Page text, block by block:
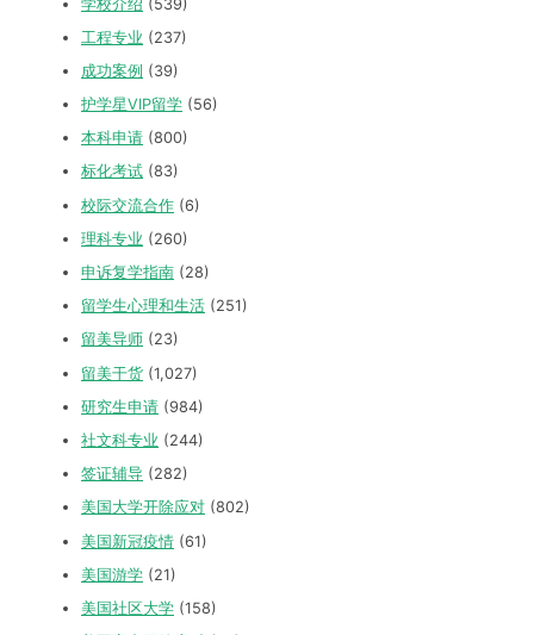
学校介绍 (539)
工程专业 (237)
成功案例 (39)
护学星VIP留学 (56)
本科申请 (800)
标化考试 (83)
校际交流合作 (6)
理科专业 (260)
申诉复学指南 (28)
留学生心理和生活 (251)
留美导师 (23)
留美干货 (1,027)
研究生申请 (984)
社文科专业 (244)
签证辅导 (282)
美国大学开除应对 (802)
美国新冠疫情 (61)
美国游学 (21)
美国社区大学 (158)